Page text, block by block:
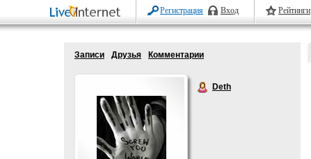
Регистрация Вход Рейтинги
Записи Друзья Комментарии
Deth